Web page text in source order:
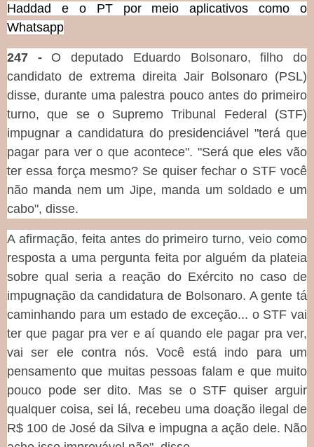
Haddad e o PT por meio aplicativos como o
Whatsapp
247 - O deputado Eduardo Bolsonaro, filho do
candidato de extrema direita Jair Bolsonaro (PSL)
disse, durante uma palestra pouco antes do primeiro
turno, que se o Supremo Tribunal Federal (STF)
impugnar a candidatura do presidenciável "terá que
pagar para ver o que acontece". "Será que eles vão
ter essa força mesmo? Se quiser fechar o STF você
não manda nem um Jipe, manda um soldado e um
cabo", disse.
A afirmação, feita antes do primeiro turno, veio como
resposta a uma pergunta feita por alguém da plateia
sobre qual seria a reação do Exército no caso de
impugnação da candidatura de Bolsonaro. A gente tá
caminhando para um estado de exceção... o STF vai
ter que pagar pra ver e aí quando ele pagar pra ver,
vai ser ele contra nós. Você está indo para um
pensamento que muitas pessoas falam e que muito
pouco pode ser dito. Mas se o STF quiser arguir
qualquer coisa, sei lá, recebeu uma doação ilegal de
R$ 100 de José da Silva e impugna a ação dele. Não